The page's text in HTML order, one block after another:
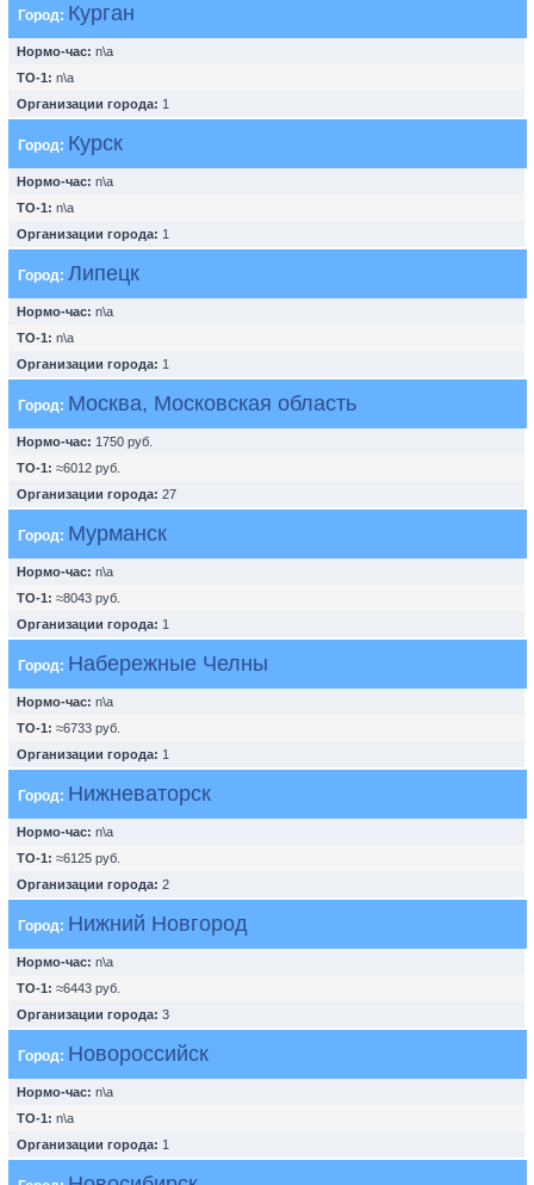
Город: Курган
Нормо-час: n\a
ТО-1: n\a
Организации города: 1
Город: Курск
Нормо-час: n\a
ТО-1: n\a
Организации города: 1
Город: Липецк
Нормо-час: n\a
ТО-1: n\a
Организации города: 1
Город: Москва, Московская область
Нормо-час: 1750 руб.
ТО-1: ≈6012 руб.
Организации города: 27
Город: Мурманск
Нормо-час: n\a
ТО-1: ≈8043 руб.
Организации города: 1
Город: Набережные Челны
Нормо-час: n\a
ТО-1: ≈6733 руб.
Организации города: 1
Город: Нижневаторск
Нормо-час: n\a
ТО-1: ≈6125 руб.
Организации города: 2
Город: Нижний Новгород
Нормо-час: n\a
ТО-1: ≈6443 руб.
Организации города: 3
Город: Новороссийск
Нормо-час: n\a
ТО-1: n\a
Организации города: 1